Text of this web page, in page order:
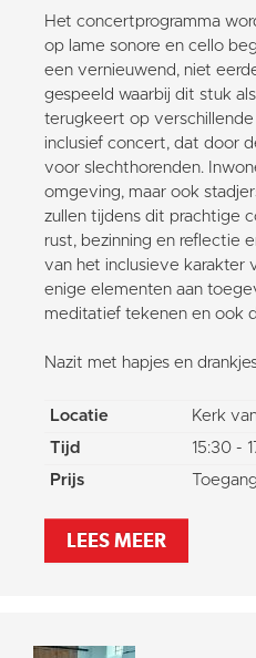
Het concertprogramma
op lame sonore en cello
een vernieuwend, niet
gespeeld waarbij dit stuk
terugkeert op
inclusief concert, dat door
voor slechthorenden.
omgeving, maar ook
zullen tijdens dit prachtige
rust, bezinning en reflectie
van het inclusieve karakter
enige elementen aan
meditatief tekenen en ook
Nazit met hapjes en
Locatie
Kerk
Tijd
15:30 -
Prijs
LEES MEER